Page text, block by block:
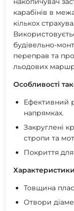
карабінів в
кількох
будівельно-
переправ та
льодових
Особливості
Ефективний
напрямках.
Закруглені
стропи та
Покриття для
Товщина
Отвори